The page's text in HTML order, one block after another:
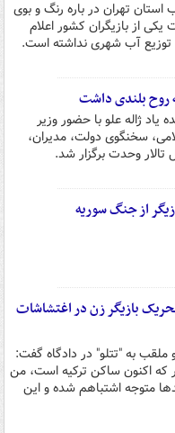
تهران در باره رنگ و بوی
از بازیگران کشور اعلام
آب شهری نداشته است.
روح بلندی داشت
یاد ژاله علو با حضور وزیر
سخنگوی دولت، مدیران،
وحدت برگزار شد.
از جنگ سوریه
بازیگر زن در اغتشاشات
به "تتلو" در دادگاه گفت:
زن کشور که اکنون ساکن ترکیه است، من
متوجه اشتباهم شده و این